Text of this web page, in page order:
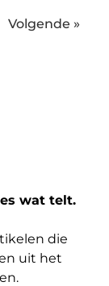
Volgende »
wat telt.
die
uit het